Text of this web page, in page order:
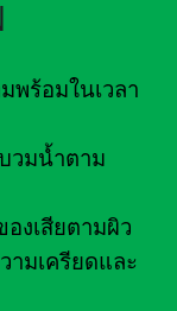
พร้อมในเวลา
วมน้ำตาม
งเสียตามผิว
ามเครียดและ